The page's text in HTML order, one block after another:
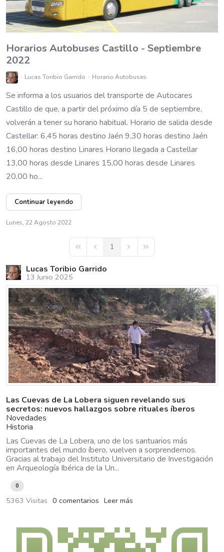
Horarios Autobuses Castillo - Septiembre
2022
Lucas Toribio Garrido Horario Autobuses
Se informa a los usuarios del transporte de Autocares
Castillo de que, a partir del próximo día 5 de septiembre,
volverán a tener su horario habitual. Horario de salida desde
Castellar: 6,45 horas destino Jaén 9,30 horas destino Jaén
16,00 horas destino Linares Horario llegada a Castellar
13,00 horas desde Linares 15,00 horas desde Linares
20,00 ho...
Continuar leyendo
Lunes, 22 Agosto 2022
First PagePrevious Page
1 Next PageLast Page
Lucas Toribio Garrido
13 Junio 2025
Las Cuevas de La Lobera siguen revelando sus
secretos: nuevos hallazgos sobre rituales íberos
Novedades
Historia
Las Cuevas de La Lobera, uno de los santuarios más
importantes del mundo íbero, vuelven a sorprendernos.
Gracias al trabajo del Instituto Universitario de Investigación
en Arqueología Ibérica de la Un...
0
5363 Visitas 0 comentarios Leer más